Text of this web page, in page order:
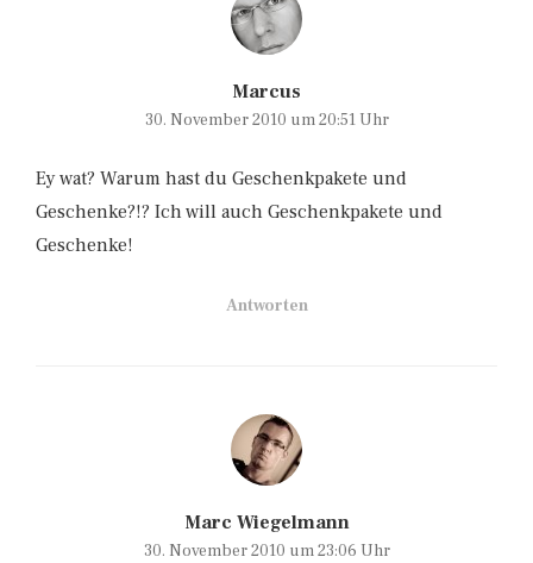
Marcus
30. November 2010 um 20:51 Uhr
Ey wat? Warum hast du Geschenkpakete und
Geschenke?!? Ich will auch Geschenkpakete und
Geschenke!
Antworten
Marc Wiegelmann
30. November 2010 um 23:06 Uhr